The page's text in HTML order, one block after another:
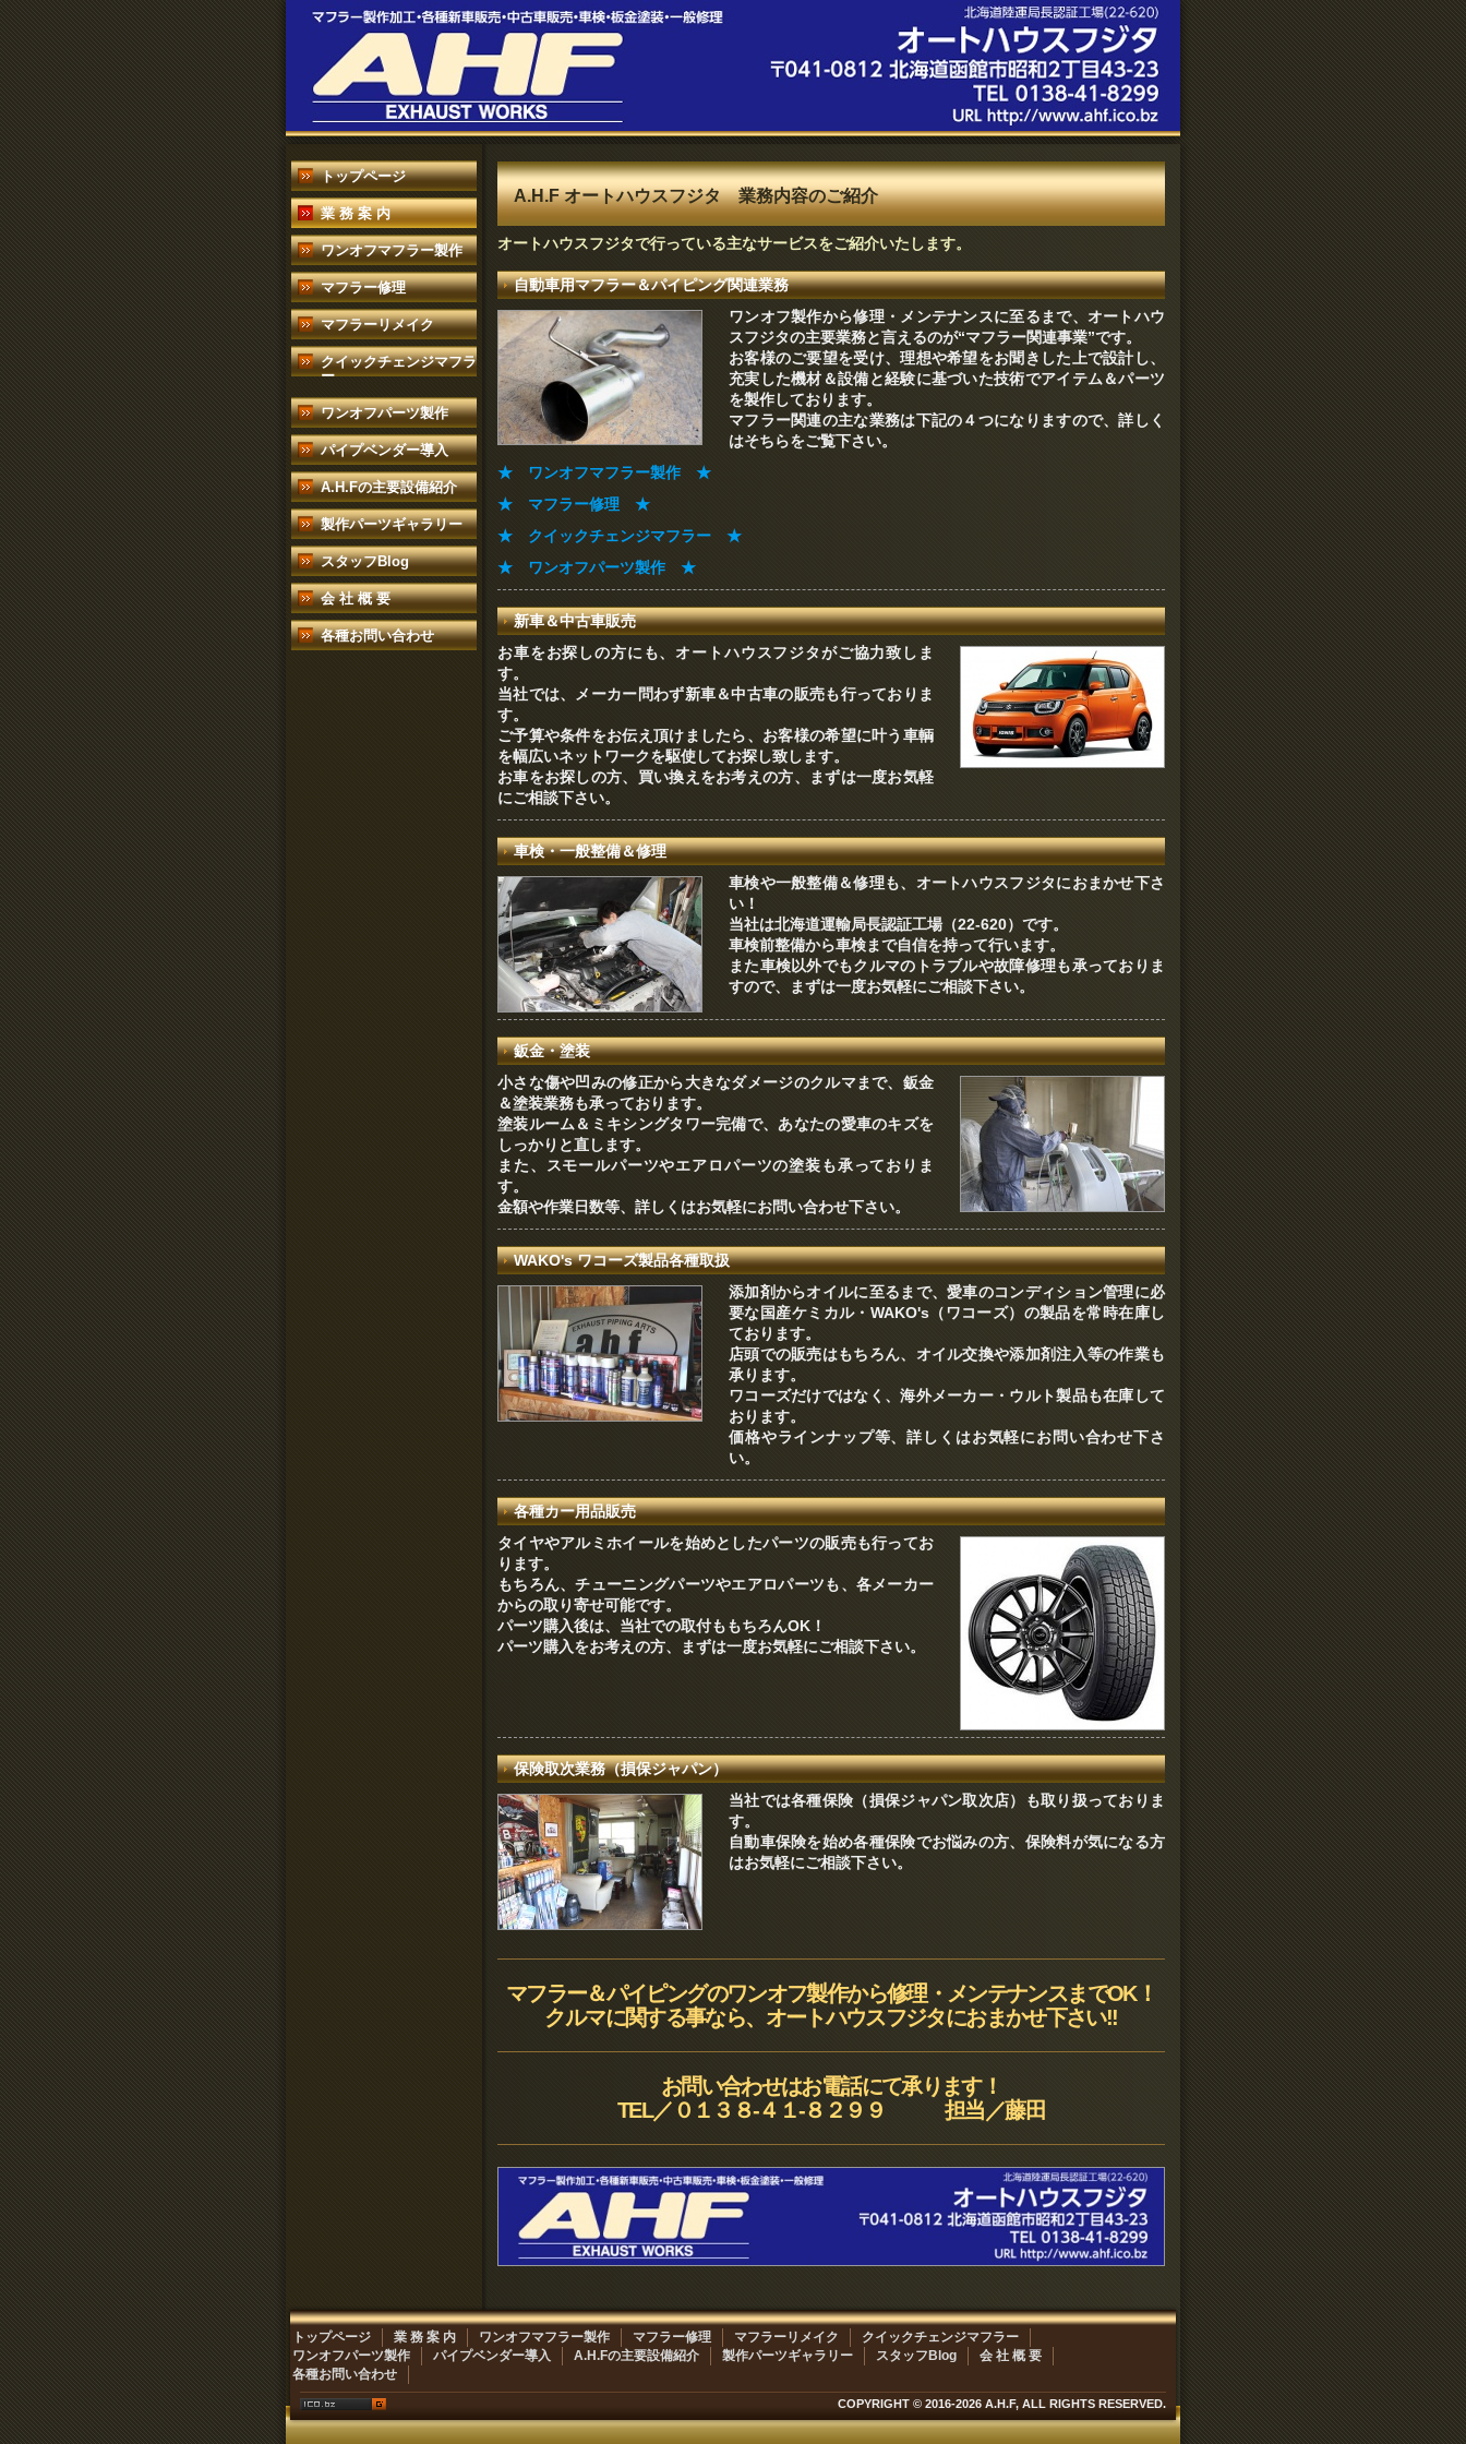
トップページ
業 務 案 内
ワンオフマフラー製作
マフラー修理
マフラーリメイク
クイックチェンジマフラ
ー
ワンオフパーツ製作
パイプベンダー導入
A.H.Fの主要設備紹介
製作パーツギャラリー
スタッフBlog
会 社 概 要
各種お問い合わせ
A.H.F オートハウスフジタ 業務内容のご紹介
オートハウスフジタで行っている主なサービスをご紹介いたします。
自動車用マフラー＆パイピング関連業務
ワンオフ製作から修理・メンテナンスに至るまで、オートハウ
スフジタの主要業務と言えるのが“マフラー関連事業”です。
お客様のご要望を受け、理想や希望をお聞きした上で設計し、
充実した機材＆設備と経験に基づいた技術でアイテム＆パーツ
を製作しております。
マフラー関連の主な業務は下記の４つになりますので、詳しく
はそちらをご覧下さい。
★ ワンオフマフラー製作 ★
★ マフラー修理 ★
★ クイックチェンジマフラー ★
★ ワンオフパーツ製作 ★
新車＆中古車販売
お車をお探しの方にも、オートハウスフジタがご協力致しま
す。
当社では、メーカー問わず新車＆中古車の販売も行っておりま
す。
ご予算や条件をお伝え頂けましたら、お客様の希望に叶う車輌
を幅広いネットワークを駆使してお探し致します。
お車をお探しの方、買い換えをお考えの方、まずは一度お気軽
にご相談下さい。
車検・一般整備＆修理
車検や一般整備＆修理も、オートハウスフジタにおまかせ下さ
い！
当社は北海道運輸局長認証工場（22-620）です。
車検前整備から車検まで自信を持って行います。
また車検以外でもクルマのトラブルや故障修理も承っておりま
すので、まずは一度お気軽にご相談下さい。
鈑金・塗装
小さな傷や凹みの修正から大きなダメージのクルマまで、鈑金
＆塗装業務も承っております。
塗装ルーム＆ミキシングタワー完備で、あなたの愛車のキズを
しっかりと直します。
また、スモールパーツやエアロパーツの塗装も承っておりま
す。
金額や作業日数等、詳しくはお気軽にお問い合わせ下さい。
WAKO's ワコーズ製品各種取扱
添加剤からオイルに至るまで、愛車のコンディション管理に必
要な国産ケミカル・WAKO's（ワコーズ）の製品を常時在庫し
ております。
店頭での販売はもちろん、オイル交換や添加剤注入等の作業も
承ります。
ワコーズだけではなく、海外メーカー・ウルト製品も在庫して
おります。
価格やラインナップ等、詳しくはお気軽にお問い合わせ下さ
い。
各種カー用品販売
タイヤやアルミホイールを始めとしたパーツの販売も行ってお
ります。
もちろん、チューニングパーツやエアロパーツも、各メーカー
からの取り寄せ可能です。
パーツ購入後は、当社での取付ももちろんOK！
パーツ購入をお考えの方、まずは一度お気軽にご相談下さい。
保険取次業務（損保ジャパン）
当社では各種保険（損保ジャパン取次店）も取り扱っておりま
す。
自動車保険を始め各種保険でお悩みの方、保険料が気になる方
はお気軽にご相談下さい。
マフラー＆パイピングのワンオフ製作から修理・メンテナンスまでOK！
クルマに関する事なら、オートハウスフジタにおまかせ下さい!!
お問い合わせはお電話にて承ります！
TEL／０１３８-４１-８２９９ 担当／藤田
トップページ 業 務 案 内 ワンオフマフラー製作 マフラー修理 マフラーリメイク
クイックチェンジマフラー
ワンオフパーツ製作
パイプベンダー導入 A.H.Fの主要設備紹介 製作パーツギャラリー スタッフBlog
会 社 概 要
各種お問い合わせ
COPYRIGHT © 2016-2026 A.H.F, ALL RIGHTS RESERVED.